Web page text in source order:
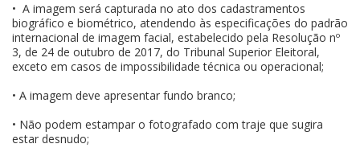
• A imagem será capturada no ato dos cadastramentos
biográfico e biométrico, atendendo às especificações do padrão
internacional de imagem facial, estabelecido pela Resolução nº
3, de 24 de outubro de 2017, do Tribunal Superior Eleitoral,
exceto em casos de impossibilidade técnica ou operacional;
• A imagem deve apresentar fundo branco;
• Não podem estampar o fotografado com traje que sugira
estar desnudo;